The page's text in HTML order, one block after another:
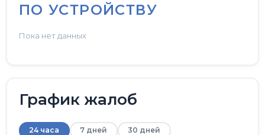
ПО УСТРОЙСТВУ
Пока нет данных
График жалоб
24 часа 7 дней 30 дней